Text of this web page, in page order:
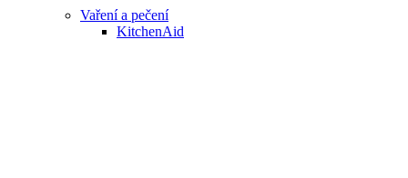
Vaření a pečení
KitchenAid